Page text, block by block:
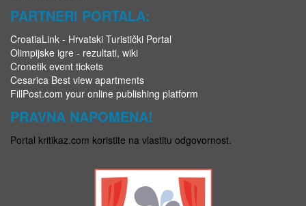
PARTNERI PORTALA:
CroatiaLink - Hrvatski Turistički Portal
Olimpijske igre - rezultati, wiki
Cronetik event tickets
Cesarica Best view apartments
FillPost.com your online publishing platform
PRAVNA NAPOMENA!
Portal kritikaz.com koristite na vlastitu odgovornost.